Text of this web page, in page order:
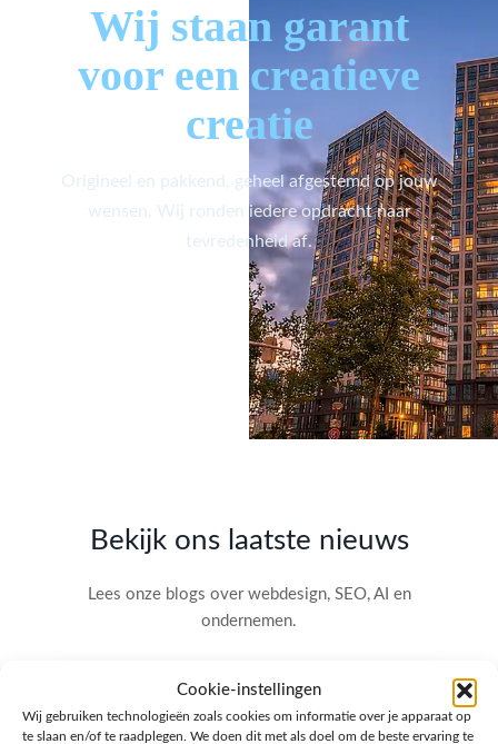
Cookie-instellingen
Wij gebruiken technologieën zoals cookies om informatie over je apparaat op
te slaan en/of te raadplegen. We doen dit met als doel om de beste ervaring te
Wij staan garant
voor een creatieve
creatie
Origineel en pakkend, geheel afgestemd op jouw
wensen. Wij ronden iedere opdracht naar
tevredenheid af.
Bekijk ons laatste nieuws
Lees onze blogs over webdesign, SEO, AI en
ondernemen.